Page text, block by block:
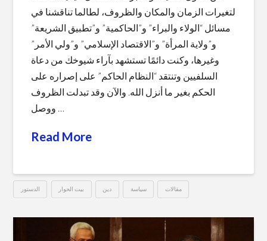
لتغيرات الزمان والمكان والظروف، لطالما تناقشنا في
مسائل “الولاء والبراء” و”الحاكمية” و”تطبيق الشريعة”
و”ولاية المرأة” و”الاقتصاد الإسلامي” و”ولي الأمر”
وغيرها، وكنت دائمًا تستشهد بآراء شيوخك من دعاة
السلفيين وتنتقد “النظام الحاكم” على إصراره على
الحكم بغير ما أنزل الله. والآن وقد تبدلت الظروف
Read More
الدستور بيت الحوار دين سياسة مقالات
السلفي